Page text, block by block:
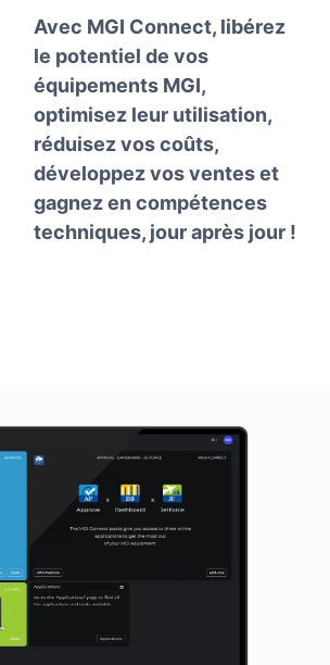
Avec MGI Connect, libérez
le potentiel de vos
équipements MGI,
optimisez leur utilisation,
réduisez vos coûts,
développez vos ventes et
gagnez en compétences
techniques, jour après jour !